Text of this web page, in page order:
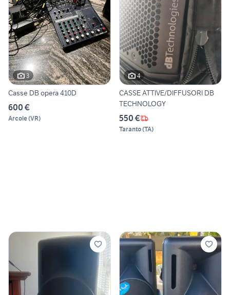
3
Casse DB opera 410D
600 €
Arcole(VR)
4
CASSE ATTIVE/DIFFUSORI DB
TECHNOLOGY
550 €
Taranto(TA)